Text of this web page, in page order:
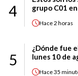
4
grupo C01
Hace2 horas
5
¿Dónde fue
lunes 10 de
Hace35